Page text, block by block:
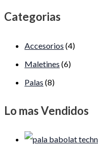
Categorias
Accesorios (4)
Maletines (6)
Palas (8)
Lo mas Vendidos